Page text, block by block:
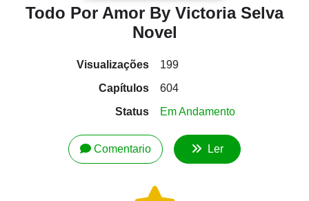
Todo Por Amor By Victoria Selva
Novel
Visualizações
199
Capítulos
604
Status
Em Andamento
Comentario Ler